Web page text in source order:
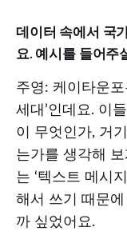
데이터 속에서 국
요. 예시를 들어주
주영: 케이타운
세대’인데요. 이
이 무엇인가, 거
는가를 생각해
는 ‘텍스트 메시
해서 쓰기 때문
까 싶었어요.